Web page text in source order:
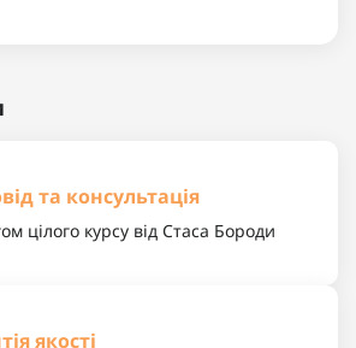
та консультація
цілого курсу від Стаса Бороди
якості